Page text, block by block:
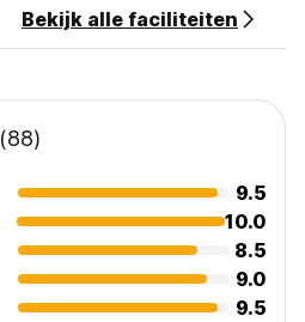
Bekijk alle faciliteiten
(88)
9.5
10.0
8.5
9.0
9.5